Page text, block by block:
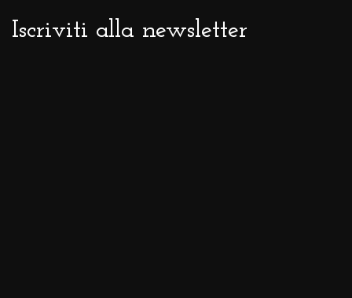
Iscriviti alla newsletter